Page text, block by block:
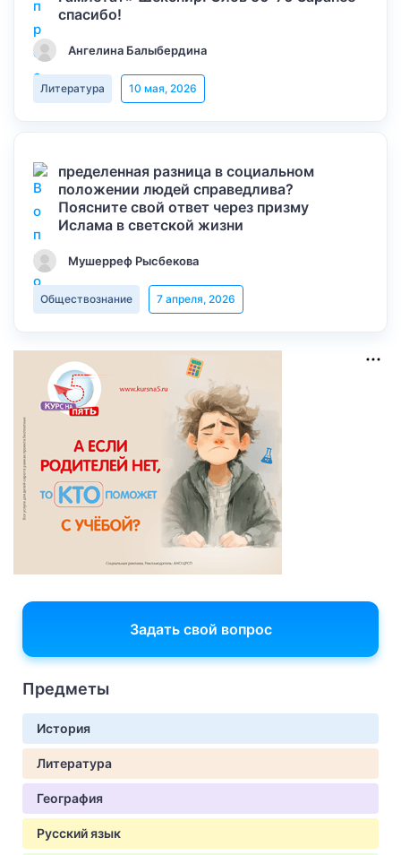
спасибо!
Ангелина Балыбердина
Литература 10 мая, 2026
пределенная разница в социальном
положении людей справедлива?
Поясните свой ответ через призму
Ислама в светской жизни
Мушерреф Рысбекова
Обществознание 7 апреля, 2026
Задать свой вопрос
Предметы
История
Литература
География
Русский язык